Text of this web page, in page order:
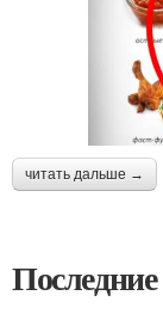
читать дальше →